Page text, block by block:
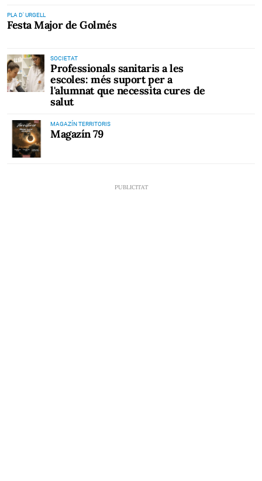
PLA D' URGELL
Festa Major de Golmés
SOCIETAT
Professionals sanitaris a les
escoles: més suport per a
l'alumnat que necessita cures de
salut
MAGAZÍN TERRITORIS
Magazín 79